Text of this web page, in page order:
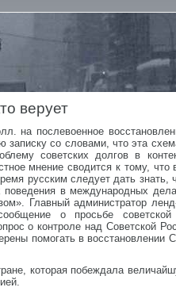
верует
на послевоенное
со словами, что эта
советских долгов в
мнение сводится к тому,
русским следует дать знать,
поведения в международных
Главный администратор
о просьбе
о контроле над Советской
помогать в
которая побеждала